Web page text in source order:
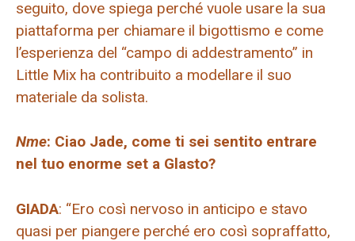
seguito, dove spiega perché vuole usare la sua
piattaforma per chiamare il bigottismo e come
l’esperienza del “campo di addestramento” in
Little Mix ha contribuito a modellare il suo
materiale da solista.
Nme: Ciao Jade, come ti sei sentito entrare
nel tuo enorme set a Glasto?
GIADA: “Ero così nervoso in anticipo e stavo
quasi per piangere perché ero così sopraffatto,